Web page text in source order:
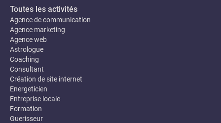
Toutes les activités
Agence de communication
Agence marketing
Agence web
Astrologue
Coaching
Consultant
Création de site internet
Energeticien
Entreprise locale
Formation
Guerisseur